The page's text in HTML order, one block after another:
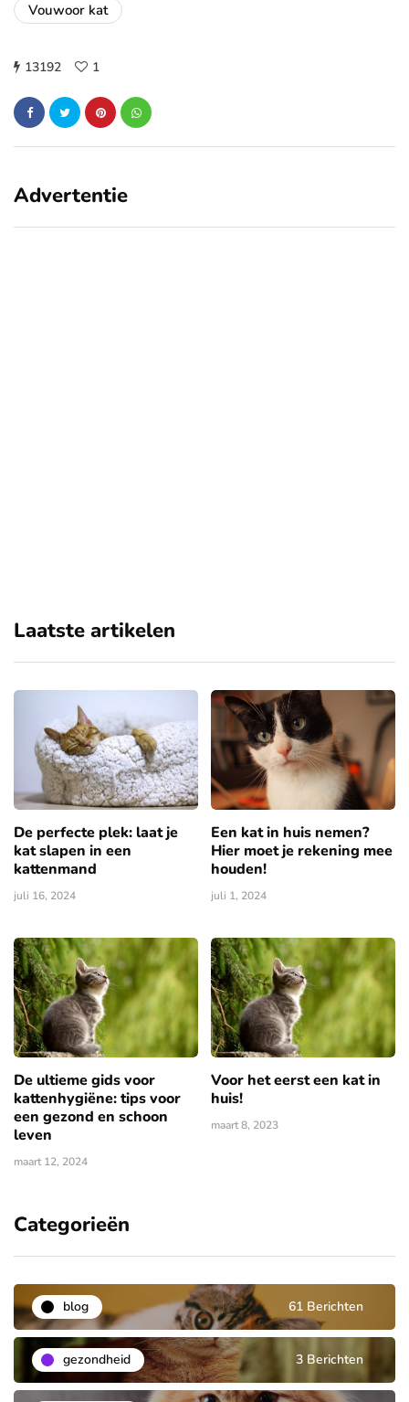
Vouwoor kat
13192 1
Advertentie
Laatste artikelen
De perfecte plek: laat je
kat slapen in een
kattenmand
juli 16, 2024
Een kat in huis nemen?
Hier moet je rekening mee
houden!
juli 1, 2024
De ultieme gids voor
kattenhygiëne: tips voor
een gezond en schoon
leven
maart 12, 2024
Voor het eerst een kat in
huis!
maart 8, 2023
Categorieën
blog 61 Berichten
gezondheid 3 Berichten